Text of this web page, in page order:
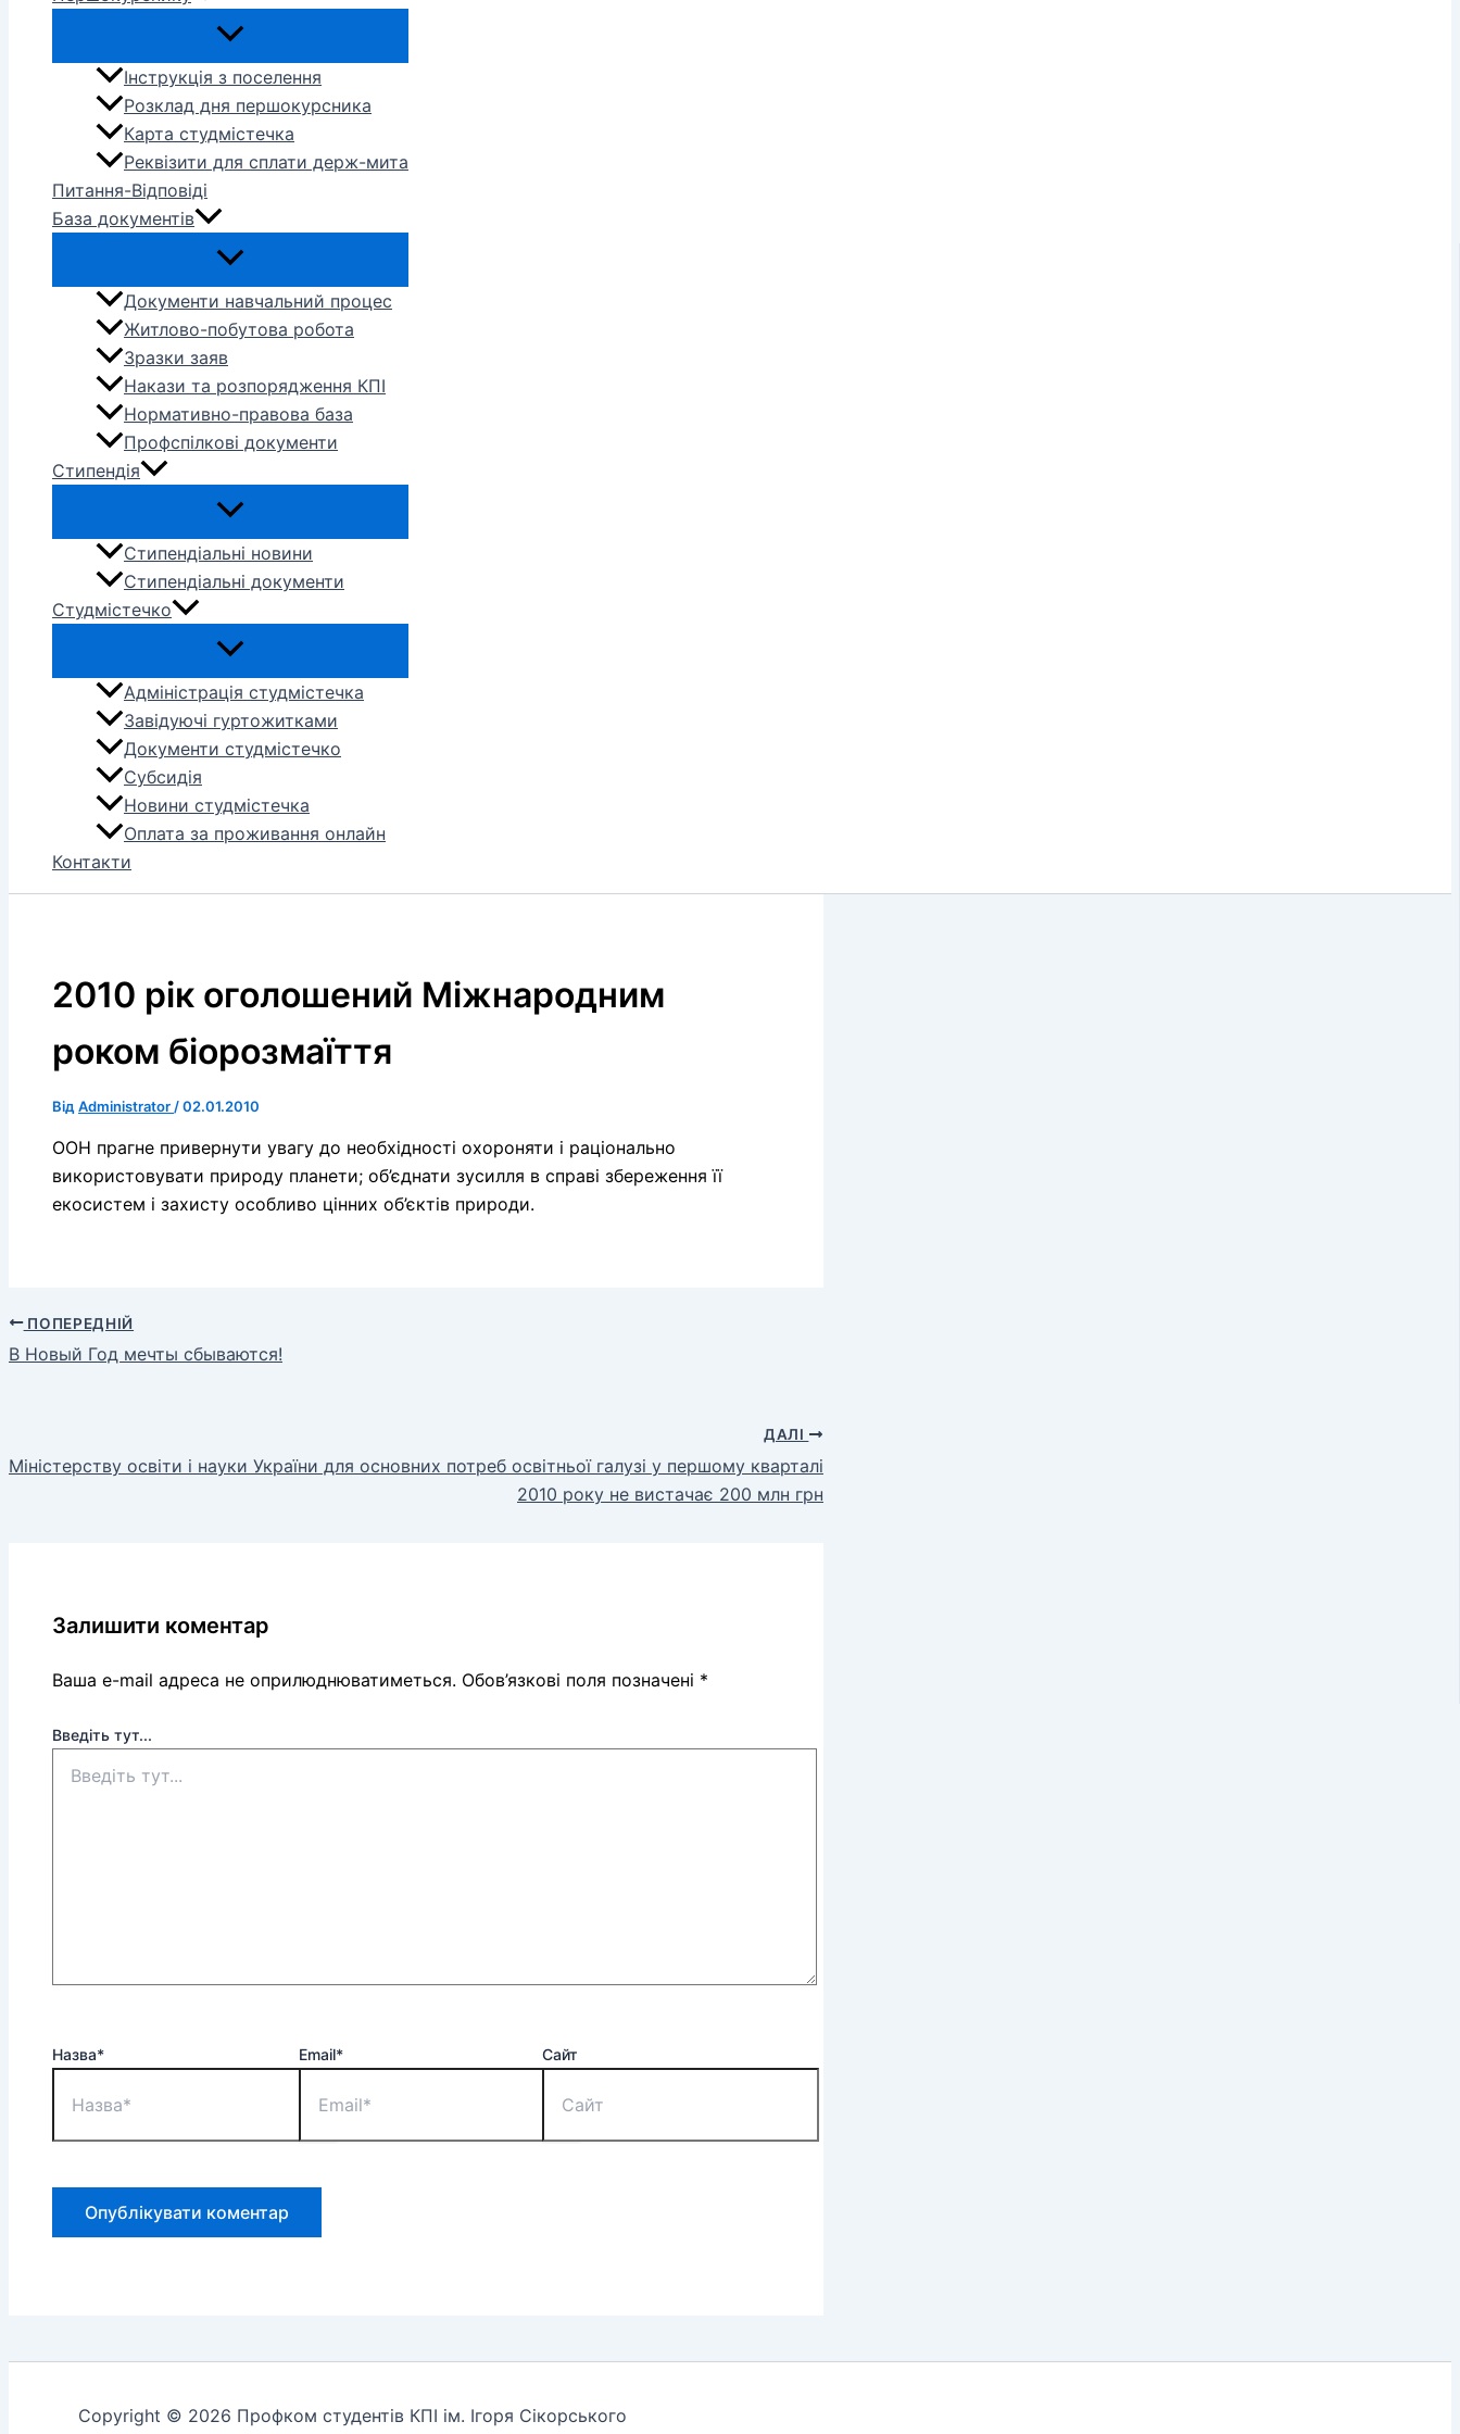
Інструкція з поселення
Розклад дня першокурсника
Карта студмістечка
Реквізити для сплати держ-мита
Питання-Відповіді
База документів
Документи навчальний процес
Житлово-побутова робота
Зразки заяв
Накази та розпорядження КПІ
Нормативно-правова база
Профспілкові документи
Стипендія
Стипендіальні новини
Стипендіальні документи
Студмістечко
Адміністрація студмістечка
Завідуючі гуртожитками
Документи студмістечко
Субсидія
Новини студмістечка
Оплата за проживання онлайн
Контакти
2010 рік оголошений Міжнародним
роком біорозмаїття
Від Administrator /02.01.2010
ООН прагне привернути увагу до необхідності охороняти і раціонально
використовувати природу планети; об’єднати зусилля в справі збереження її
екосистем і захисту особливо цінних об’єктів природи.
ПОПЕРЕДНІЙ
В Новый Год мечты сбываются!
ДАЛІ
Міністерству освіти і науки України для основних потреб освітньої галузі у першому кварталі
2010 року не вистачає 200 млн грн
Залишити коментар
Ваша e-mail адреса не оприлюднюватиметься. Обов’язкові поля позначені *
Введіть тут...
Назва* Email* Сайт
Copyright © 2026 Профком студентів КПІ ім. Ігоря Сікорського